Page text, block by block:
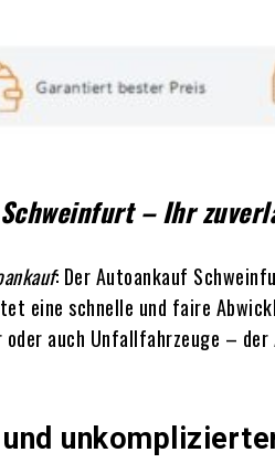
– Ihr
: Der Autoankauf
eine schnelle und faire
oder auch Unfallfahrzeuge –